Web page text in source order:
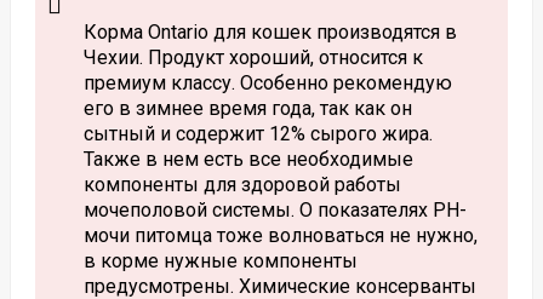
Корма Ontario для кошек производятся в
Чехии. Продукт хороший, относится к
премиум классу. Особенно рекомендую
его в зимнее время года, так как он
сытный и содержит 12% сырого жира.
Также в нем есть все необходимые
компоненты для здоровой работы
мочеполовой системы. О показателях PH-
мочи питомца тоже волноваться не нужно,
в корме нужные компоненты
предусмотрены. Химические консерванты